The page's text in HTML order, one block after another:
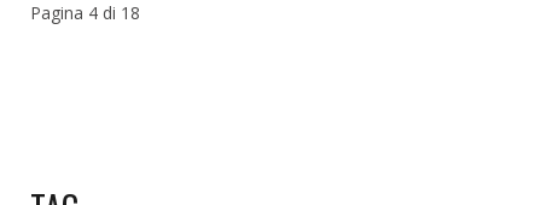
Pagina 4 di 18